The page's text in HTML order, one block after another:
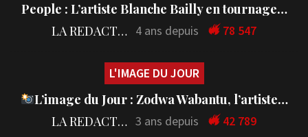
People : L’artiste Blanche Bailly en tournage…
LA REDACTION 4 ans depuis 78 547
L'IMAGE DU JOUR
L’image du Jour : Zodwa Wabantu, l’artiste…
LA REDACTION 3 ans depuis 42 789